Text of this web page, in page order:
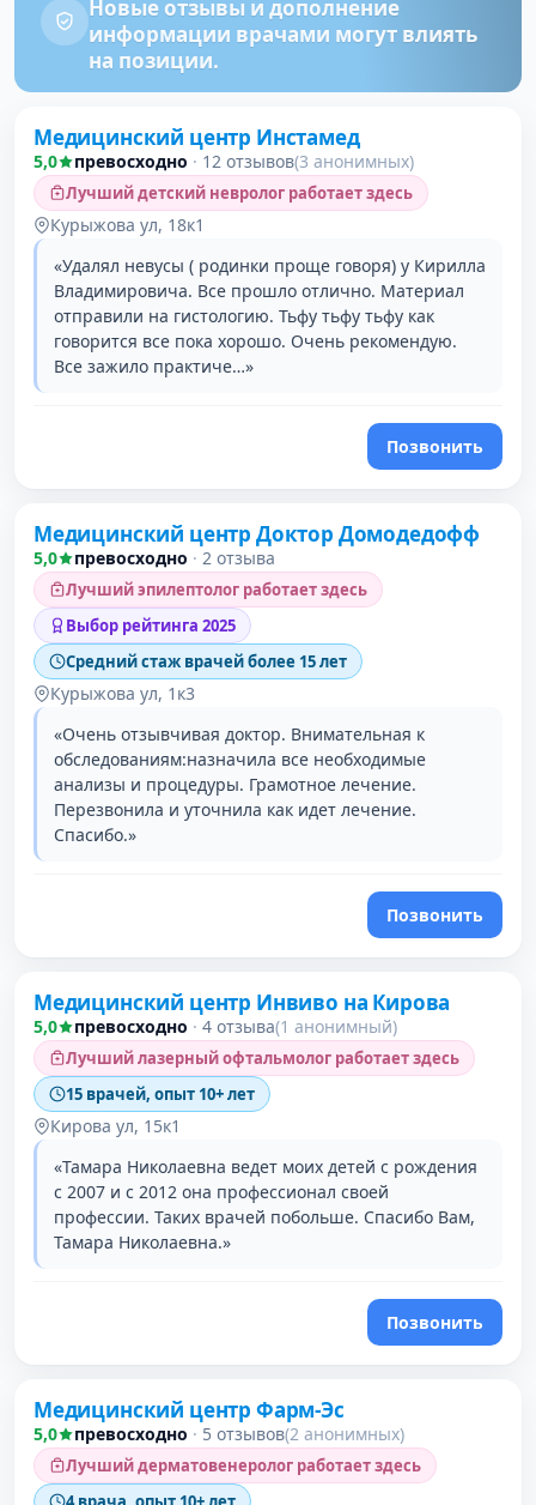
Новые отзывы и дополнение
информации врачами могут влиять
на позиции.
Медицинский центр Инстамед
5,0 превосходно · 12 отзывов(3 анонимных)
Лучший детский невролог работает здесь
Курыжова ул, 18к1
«Удалял невусы ( родинки проще говоря) у Кирилла
Владимировича. Все прошло отлично. Материал
отправили на гистологию. Тьфу тьфу тьфу как
говорится все пока хорошо. Очень рекомендую.
Все зажило практиче…»
Позвонить
Медицинский центр Доктор Домодедофф
5,0 превосходно · 2 отзыва
Лучший эпилептолог работает здесь
Выбор рейтинга 2025
Средний стаж врачей более 15 лет
Курыжова ул, 1к3
«Очень отзывчивая доктор. Внимательная к
обследованиям:назначила все необходимые
анализы и процедуры. Грамотное лечение.
Перезвонила и уточнила как идет лечение.
Спасибо.»
Позвонить
Медицинский центр Инвиво на Кирова
5,0 превосходно · 4 отзыва(1 анонимный)
Лучший лазерный офтальмолог работает здесь
15 врачей, опыт 10+ лет
Кирова ул, 15к1
«Тамара Николаевна ведет моих детей с рождения
с 2007 и с 2012 она профессионал своей
профессии. Таких врачей побольше. Спасибо Вам,
Тамара Николаевна.»
Позвонить
Медицинский центр Фарм-Эс
5,0 превосходно · 5 отзывов(2 анонимных)
Лучший дерматовенеролог работает здесь